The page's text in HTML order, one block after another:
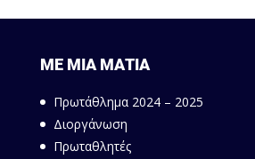
ΜΕ ΜΙΑ ΜΑΤΙΑ
Πρωτάθλημα 2024 – 2025
Διοργάνωση
Πρωταθλητές